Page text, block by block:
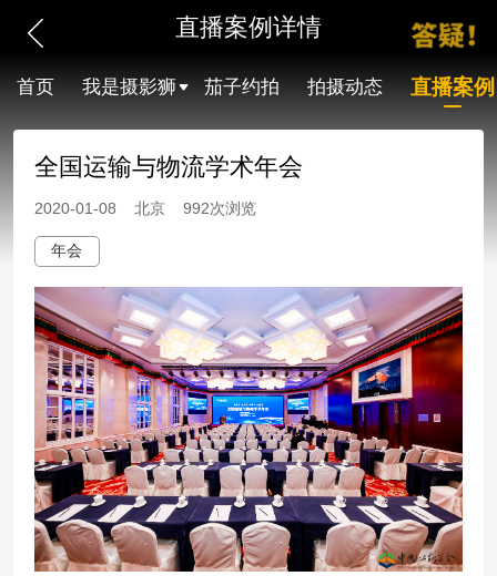
直播案例详情
首页 我是摄影狮 茄子约拍 拍摄动态 直播案例
全国运输与物流学术年会
2020-01-08 北京 992次浏览
年会